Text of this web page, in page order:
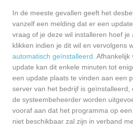
In de meeste gevallen geeft het
vanzelf een melding dat er een
vraag of je deze wil installeren hoef je
klikken indien je dit wil en vervolgens
automatisch geïnstalleerd. Afhankelijk
update kan dit enkele minuten tot
een update plaats te vinden aan een
server van het bedrijf is geïnstalleerd,
de systeembeheerder worden
vooraf aan dat het programma op
niet beschikbaar zal zijn in verband